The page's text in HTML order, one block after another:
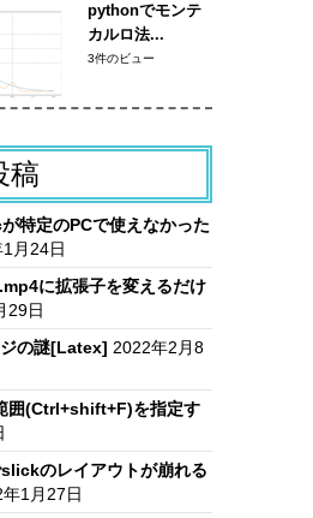
pythonでモンテ
カルロ法...
3件のビュー
稿
特定のPCで使えなかった
月24日
に拡張子を変えるだけ
29日
の謎[Latex] 2022年2月8
囲(Ctrl+shift+F)を指定す
のレイアウトが崩れる
1月27日